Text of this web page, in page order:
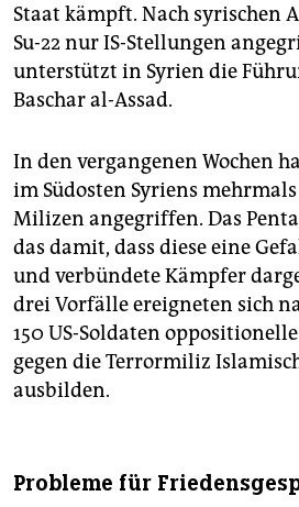
Staat kämpft. Nach syrischen
Su-22 nur IS-Stellungen
unterstützt in Syrien die
Baschar al-Assad.
In den vergangenen Wochen
im Südosten Syriens
Milizen angegriffen. Das
das damit, dass diese eine
und verbündete Kämpfer
drei Vorfälle ereigneten sich
150 US-Soldaten
gegen die Terrormiliz
ausbilden.
Probleme für